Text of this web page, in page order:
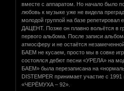
вместе с аппаратом. Но начало было
любовь к музыке уже не видела
молодой группой на базе
ДАЦЕНТ. Позже он плавно вольётся в
первого альбома. После записи
атмосферу и не остаётся
БАЕМ не кусаем, просто мы в совке
состоялся дебют песни «УРЕЛА» на
БАЕМ» была перезаписана на
DISTEMPER принимает участие с
«ЧЕРЁМУХА – 92».